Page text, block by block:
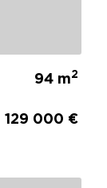
94 m2
129 000 €